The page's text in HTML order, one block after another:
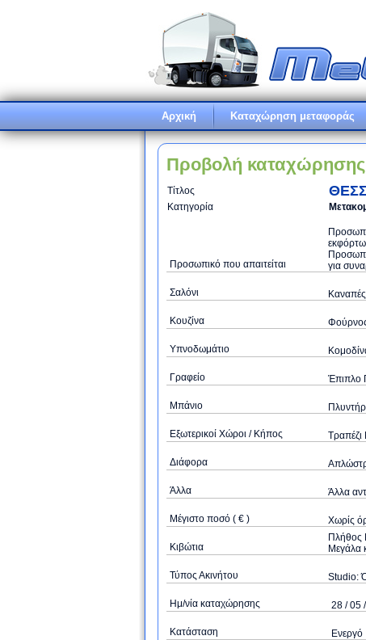
Αρχική Καταχώρηση μεταφοράς
Προβολή καταχώρησης
Τίτλος
Κατηγορία
Προσωπικό που απαιτείται
για
Σαλόνι
Κουζίνα
Υπνοδωμάτιο
Γραφείο Έπιπλο
Μπάνιο
Εξωτερικοί Χώροι / Κήπος
Διάφορα
Άλλα Άλλα
Μέγιστο ποσό ( € ) Xωρίς
Κιβώτια
Πλήθος
Μεγάλα
Τύπος Ακινήτου Studio:
Ημ/νία καταχώρησης 28 / 05
Κατάσταση Ενεργό